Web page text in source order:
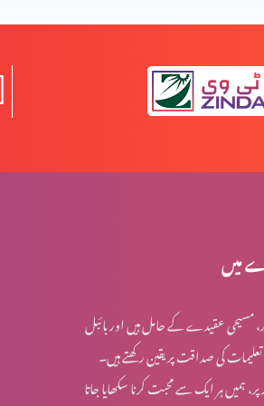
یسعیاہ کی کتاب 53 باب
مسیح کے دشوار فرمودات؟ (حصہ 2)
مسیح کے دشوار فرمودات؟ (حصہ 1)
کیا مسیح کے اقوال اپنی اصل شکل میں ہیں؟
میں
مسیحی عقیدے کے حامل ہیں اور بائبل
کی صداقت پر یقین رکھتے ہیں۔
ہمیں ہر ایک سے محبت کرنا سکھایا جاتا